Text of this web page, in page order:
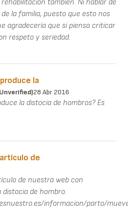
también. Ni hablar de
la familia, puesto que esto nos
agradecería que si piensa criticar
respeto y seriedad.
la
28 Abr 2016
la distocia de hombros? Es
de
de nuestra web con
de hombro.
informacion/parto/